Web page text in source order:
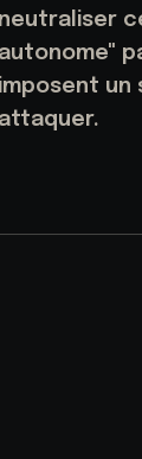
neutraliser
autonome"
imposent un
attaquer.